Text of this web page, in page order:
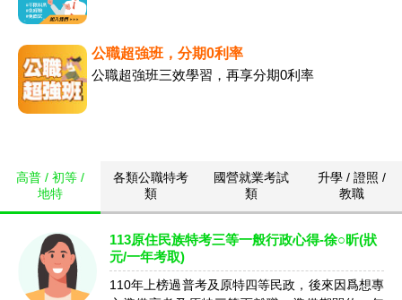
公職超強班，分期0利率
公職超強班三效學習，再享分期0利率
高普 / 初等 /
地特
各類公職特考
類
國營就業考試
類
升學 / 證照 /
教職
113原住民族特考三等一般行政心得-徐○昕(狀
元/一年考取)
110年上榜過普考及原特四等民政，後來因爲想專